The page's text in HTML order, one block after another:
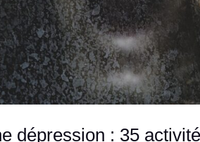
dépression : 35